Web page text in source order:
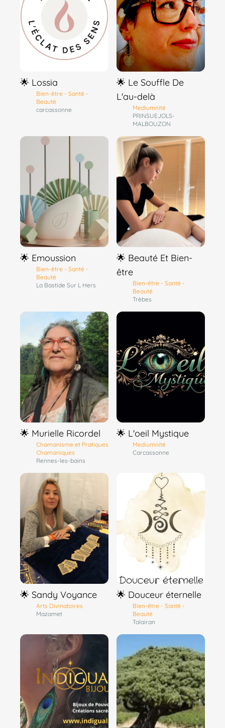
🌟 Lossia
Bien-être - Santé -
Beauté
carcassonne
🌟 Le Souffle De
L'au-delà
Mediumnité
PRINSUEJOLS-
MALBOUZON
🌟 Emoussion
Bien-être - Santé -
Beauté
La Bastide Sur L Hers
🌟 Beauté Et Bien-
être
Bien-être - Santé -
Beauté
Trèbes
🌟 Murielle Ricordel
Chamanisme et Pratiques
Chamaniques
Rennes-les-bains
🌟 L'oeil Mystique
Mediumnité
Carcassonne
🌟 Sandy Voyance
Arts Divinatoires
Mazamet
🌟 Douceur éternelle
Bien-être - Santé -
Beauté
Talairan